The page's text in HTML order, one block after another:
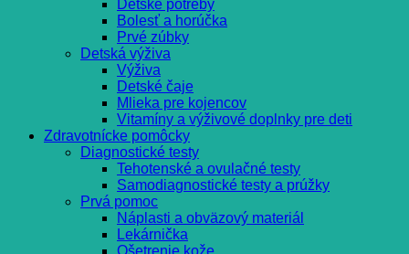
Detské potreby
Bolesť a horúčka
Prvé zúbky
Detská výživa
Výživa
Detské čaje
Mlieka pre kojencov
Vitamíny a výživové doplnky pre deti
Zdravotnícke pomôcky
Diagnostické testy
Tehotenské a ovulačné testy
Samodiagnostické testy a prúžky
Prvá pomoc
Náplasti a obväzový materiál
Lekárnička
Ošetrenie kože